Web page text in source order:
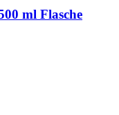
ml Flasche